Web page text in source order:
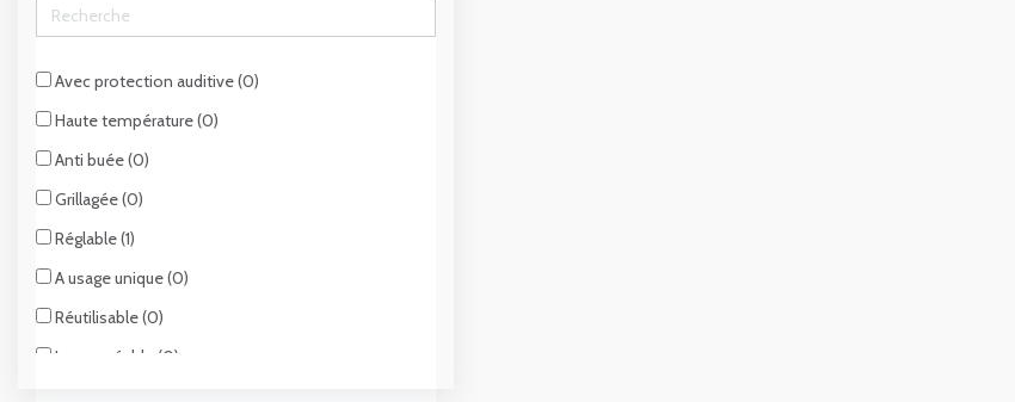
Avec protection auditive (0)
Haute température (0)
Anti buée (0)
Grillagée (0)
Réglable (1)
A usage unique (0)
Réutilisable (0)
Imperméable (0)